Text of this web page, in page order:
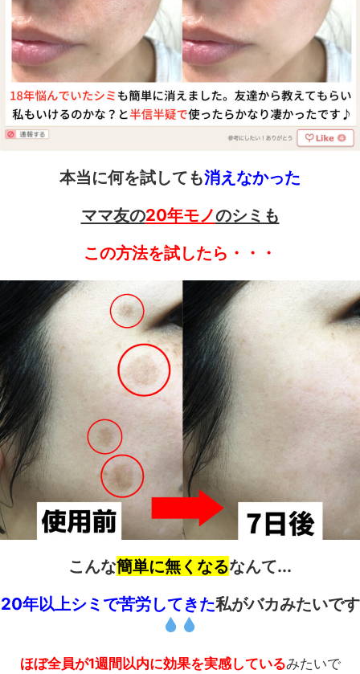
本当に何を試しても消えなかった
ママ友の20年モノのシミも
この方法を試したら・・・
こんな簡単に無くなるなんて...
20年以上シミで苦労してきた私がバカみたいです
ほぼ全員が1週間以内に効果を実感しているみたいで